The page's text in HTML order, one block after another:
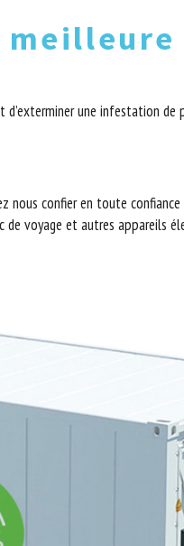
une infestation de
confier en toute
voyage et autres appareils